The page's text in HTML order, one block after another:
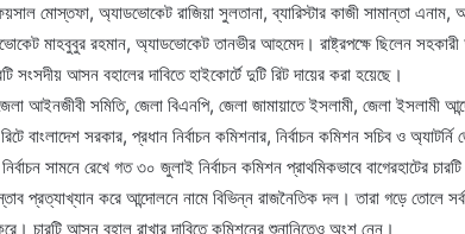
মোস্তফা, অ্যাডভোকেট রাজিয়া সুলতানা, ব্যারিস্টার কাজী সামান্তা
মাহবুবুর রহমান, অ্যাডভোকেট তানভীর আহমেদ। রাষ্ট্রপক্ষে ছিলেন সহকারী
সংসদীয় আসন বহালের দাবিতে হাইকোর্টে দুটি রিট দায়ের করা হয়েছে।
আইনজীবী সমিতি, জেলা বিএনপি, জেলা জামায়াতে ইসলামী, জেলা ইসলামী
বাংলাদেশ সরকার, প্রধান নির্বাচন কমিশনার, নির্বাচন কমিশন সচিব ও অ্যাটর্নি
সামনে রেখে গত ৩০ জুলাই নির্বাচন কমিশন প্রাথমিকভাবে বাগেরহাটের
প্রত্যাখ্যান করে আন্দোলনে নামে বিভিন্ন রাজনৈতিক দল। তারা গড়ে তোলে
চারটি আসন বহাল রাখার দাবিতে কমিশনের শুনানিতেও অংশ নেন।